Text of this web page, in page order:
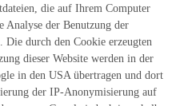
die auf Ihrem Computer
Analyse der Benutzung der
Die durch den Cookie erzeugten
dieser Website werden in der
in den USA übertragen und dort
der IP-Anonymisierung auf